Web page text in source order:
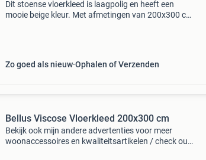
Dit stoense vloerkleed is laagpolig en heeft een
mooie beige kleur. Met afmetingen van 200x300 cm
Zo goed als nieuw Ophalen of Verzenden
Bellus Viscose Vloerkleed 200x300 cm
Bekijk ook mijn andere advertenties voor meer
woonaccessoires en kwaliteitsartikelen / check out